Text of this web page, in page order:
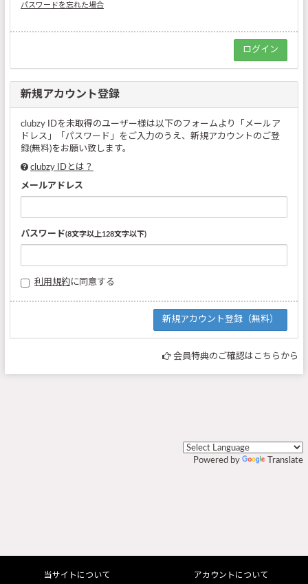
パスワードを忘れた場合
新規アカウント登録
clubzy IDを未取得のユーザー様は以下のフォームより「メールア
ドレス」「パスワード」をご入力のうえ、新規アカウントのご登
録(無料)をお願い致します。
clubzy IDとは？
メールアドレス
パスワード(8文字以上128文字以下)
利用規約に同意する
会員特典のご確認はこちらから
Powered by Translate
当サイトについて アカウントについて